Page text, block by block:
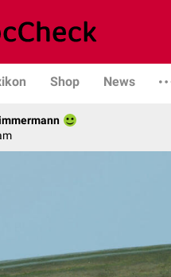
Shop News